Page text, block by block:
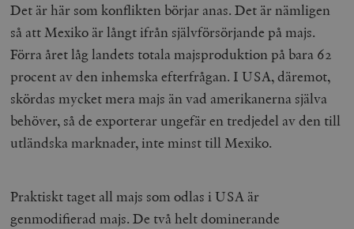
Det är här som konflikten börjar anas. Det är nämligen
så att Mexiko är långt ifrån självförsörjande på majs.
Förra året låg landets totala majsproduktion på bara 62
procent av den inhemska efterfrågan. I USA, däremot,
skördas mycket mera majs än vad amerikanerna själva
behöver, så de exporterar ungefär en tredjedel av den till
utländska marknader, inte minst till Mexiko.
Praktiskt taget all majs som odlas i USA är
genmodifierad majs. De två helt dominerande